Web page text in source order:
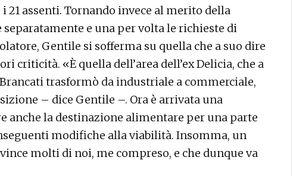
21 assenti. Tornando invece al merito della
e una per volta le richieste di
Gentile si sofferma su quella che a suo dire
criticità. «È quella dell’area dell’ex Delicia, che a
trasformò da industriale a commerciale,
– dice Gentile –. Ora è arrivata una
anche la destinazione alimentare per una parte
modifiche alla viabilità. Insomma, un
molti di noi, me compreso, e che dunque va